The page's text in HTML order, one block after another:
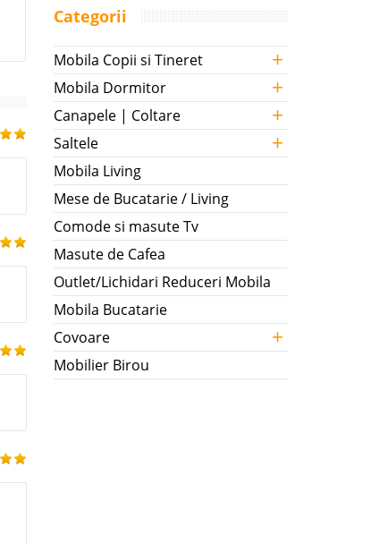
Categorii
Mobila Copii si Tineret +
Mobila Dormitor +
Canapele | Coltare +
Saltele +
Mobila Living
Mese de Bucatarie / Living
Comode si masute Tv
Masute de Cafea
Outlet/Lichidari Reduceri Mobila
Mobila Bucatarie
Covoare
+
Mobilier Birou